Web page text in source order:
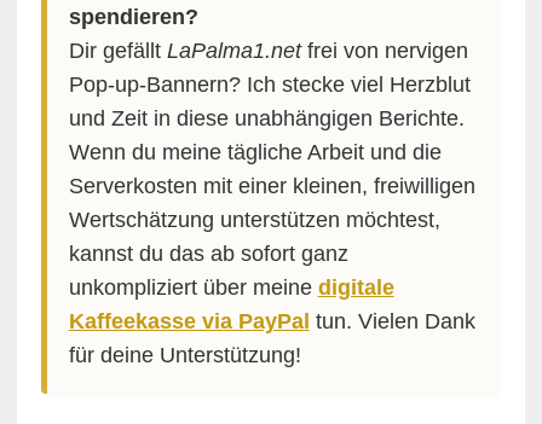
spendieren?
Dir gefällt LaPalma1.netfrei von nervigen
Pop-up-Bannern? Ich stecke viel Herzblut
und Zeit in diese unabhängigen Berichte.
Wenn du meine tägliche Arbeit und die
Serverkosten mit einer kleinen, freiwilligen
Wertschätzung unterstützen möchtest,
kannst du das ab sofort ganz
unkompliziert über meine digitale
Kaffeekasse via PayPal tun. Vielen Dank
für deine Unterstützung!